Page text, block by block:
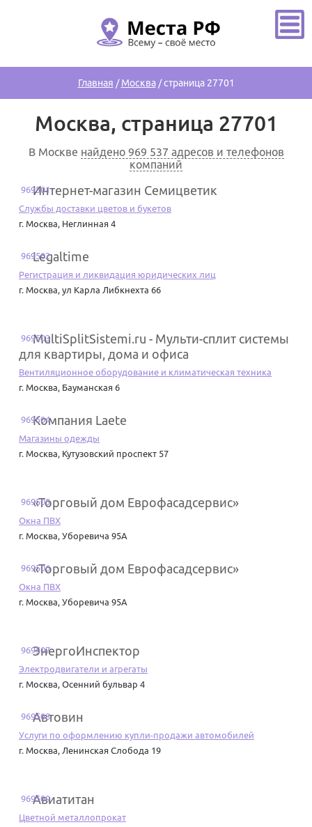
Главная /Москва/страница 27701
Москва, страница 27701
В Москве найдено 969 537 адресов и телефонов
компаний
969501
Интернет-магазин Семицветик
Службы доставки цветов и букетов
г. Москва, Неглинная 4
969502
Legaltime
Регистрация и ликвидация юридических лиц
г. Москва, ул Карла Либкнехта 66
969503
MultiSplitSistemi.ru - Мульти-сплит системы
для квартиры, дома и офиса
Вентиляционное оборудование и климатическая техника
г. Москва, Бауманская 6
969504
Компания Laete
Магазины одежды
г. Москва, Кутузовский проспект 57
969505
«Торговый дом Еврофасадсервис»
Окна ПВХ
г. Москва, Уборевича 95А
969506
«Торговый дом Еврофасадсервис»
Окна ПВХ
г. Москва, Уборевича 95А
969507
ЭнергоИнспектор
Электродвигатели и агрегаты
г. Москва, Осенний бульвар 4
969508
Автовин
Услуги по оформлению купли-продажи автомобилей
г. Москва, Ленинская Слобода 19
969509
Авиатитан
Цветной металлопрокат